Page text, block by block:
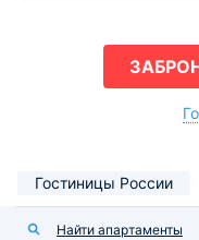
Гостиницы России
Найти апартаменты